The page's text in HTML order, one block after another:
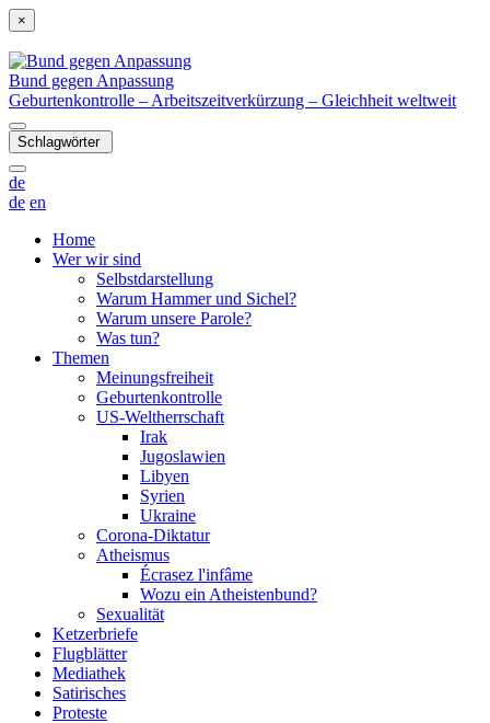
×
Bund gegen Anpassung
Geburtenkontrolle – Arbeitszeitverkürzung – Gleichheit weltweit
Schlagwörter
de
de en
Home
Wer wir sind
Selbstdarstellung
Warum Hammer und Sichel?
Warum unsere Parole?
Was tun?
Themen
Meinungsfreiheit
Geburtenkontrolle
US-Weltherrschaft
Irak
Jugoslawien
Libyen
Syrien
Ukraine
Corona-Diktatur
Atheismus
Écrasez l'infâme
Wozu ein Atheistenbund?
Sexualität
Ketzerbriefe
Flugblätter
Mediathek
Satirisches
Proteste